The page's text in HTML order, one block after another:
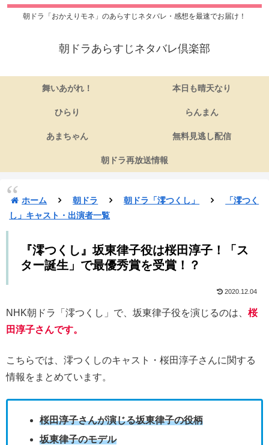
朝ドラ「おかえりモネ」のあらすじネタバレ・感想を最速でお届け！
朝ドラあらすじネタバレ倶楽部
舞いあがれ！ 本日も晴天なり
ひらり らんまん
あまちゃん 無料見逃し配信
朝ドラ再放送情報
ホーム 朝ドラ 朝ドラ「澪つくし」
「澪つく
し」キャスト・出演者一覧
『澪つくし』坂東律子役は桜田淳子！「ス
ター誕生」で最優秀賞を受賞！？
2020.12.04
NHK朝ドラ「澪つくし」で、坂東律子役を演じるのは、 桜
田淳子さんです。
こちらでは、澪つくしのキャスト・桜田淳子さんに関する
情報をまとめています。
桜田淳子さんが演じる坂東律子の役柄
坂東律子のモデル